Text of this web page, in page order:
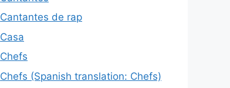
Cantantes de rap
Casa
Chefs
Chefs (Spanish translation: Chefs)